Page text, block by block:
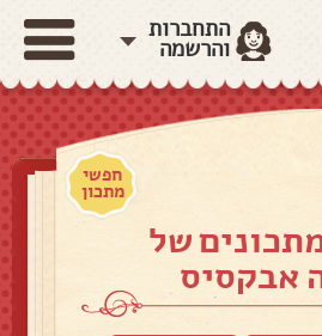
התחברות
והרשמה
חפשי
מתכון
של
אבקסיס